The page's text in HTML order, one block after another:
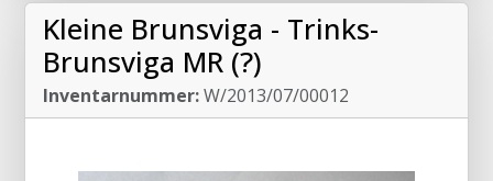
Kleine Brunsviga - Trinks-
Brunsviga MR (?)
Inventarnummer:W/2013/07/00012